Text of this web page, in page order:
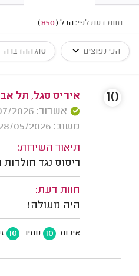
חוות דעת לפי: הכל (
850
)
הכי נפוצים סוג ההדברה
איריס סגל, תל
אשרור: 27/07/2026
משוב: 28/05/2026
תיאור השירות:
ריסוס נגד
חוות דעת:
היה מעולה!
איכות 10 מחיר 10
10